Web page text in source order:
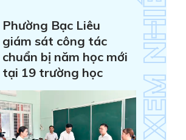
Phường Bạc Liêu
giám sát công tác
chuẩn bị năm học mới
tại 19 trường học